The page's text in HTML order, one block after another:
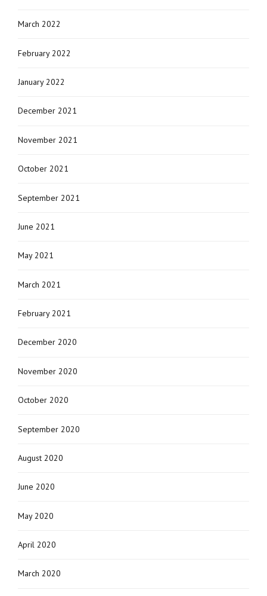
March 2022
February 2022
January 2022
December 2021
November 2021
October 2021
September 2021
June 2021
May 2021
March 2021
February 2021
December 2020
November 2020
October 2020
September 2020
August 2020
June 2020
May 2020
April 2020
March 2020